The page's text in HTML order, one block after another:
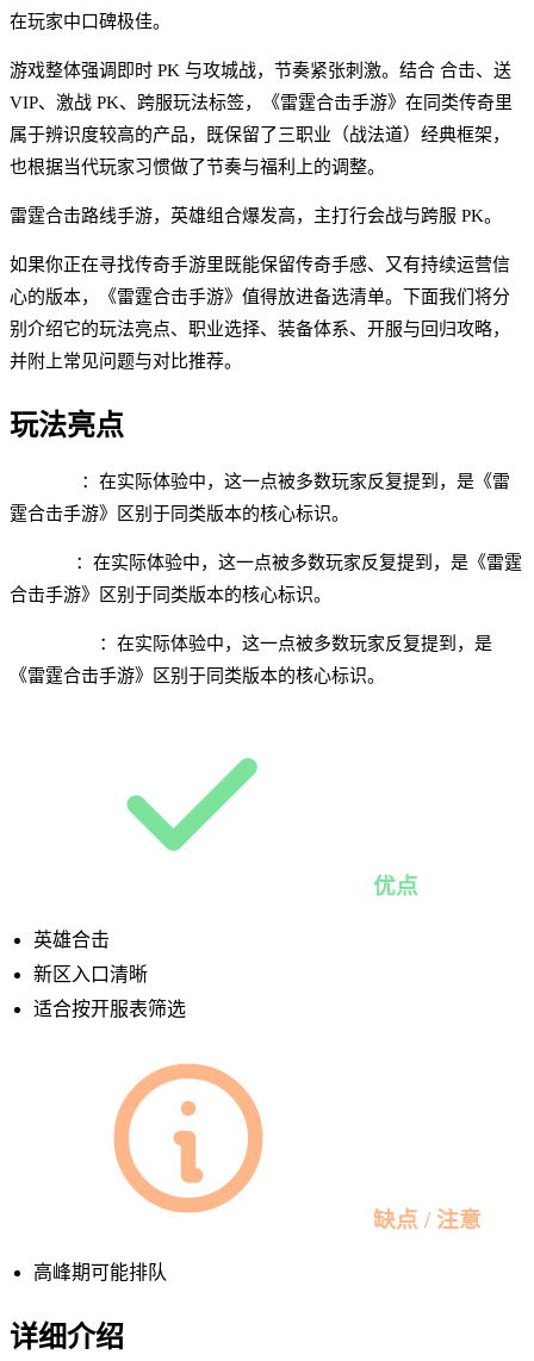
在玩家中口碑极佳。
游戏整体强调即时 PK 与攻城战，节奏紧张刺激。结合 合击、送
VIP、激战 PK、跨服玩法标签，《雷霆合击手游》在同类传奇里
属于辨识度较高的产品，既保留了三职业（战法道）经典框架，
也根据当代玩家习惯做了节奏与福利上的调整。
雷霆合击路线手游，英雄组合爆发高，主打行会战与跨服 PK。
如果你正在寻找传奇手游里既能保留传奇手感、又有持续运营信
心的版本，《雷霆合击手游》值得放进备选清单。下面我们将分
别介绍它的玩法亮点、职业选择、装备体系、开服与回归攻略，
并附上常见问题与对比推荐。
玩法亮点
：在实际体验中，这一点被多数玩家反复提到，是《雷
霆合击手游》区别于同类版本的核心标识。
：在实际体验中，这一点被多数玩家反复提到，是《雷霆
合击手游》区别于同类版本的核心标识。
：在实际体验中，这一点被多数玩家反复提到，是
《雷霆合击手游》区别于同类版本的核心标识。
优点
英雄合击
新区入口清晰
适合按开服表筛选
缺点 / 注意
高峰期可能排队
详细介绍